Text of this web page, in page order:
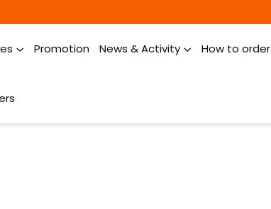
Promotion News & Activity How to order